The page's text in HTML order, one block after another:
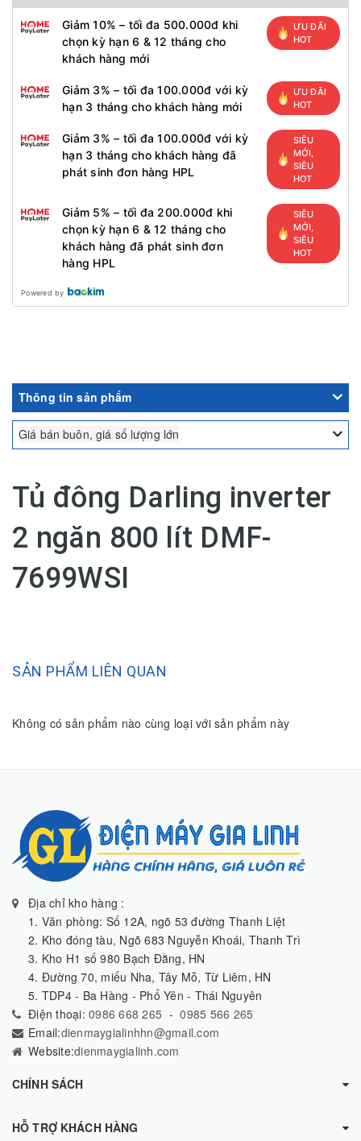
Giảm 10% – tối đa 500.000đ khi
chọn kỳ hạn 6 & 12 tháng cho
khách hàng mới
ƯU ĐÃI
HOT
Giảm 3% – tối đa 100.000đ với kỳ
hạn 3 tháng cho khách hàng mới
ƯU ĐÃI
HOT
Giảm 3% – tối đa 100.000đ với kỳ
hạn 3 tháng cho khách hàng đã
phát sinh đơn hàng HPL
SIÊU
MỚI,
SIÊU
HOT
Giảm 5% – tối đa 200.000đ khi
chọn kỳ hạn 6 & 12 tháng cho
khách hàng đã phát sinh đơn
hàng HPL
SIÊU
MỚI,
SIÊU
HOT
Powered by
Thông tin sản phẩm
Giá bán buôn, giá số lượng lớn
Tủ đông Darling inverter
2 ngăn 800 lít DMF-
7699WSI
SẢN PHẨM LIÊN QUAN
Không có sản phẩm nào cùng loại với sản phẩm này
Địa chỉ kho hàng :
1. Văn phòng: Số 12A, ngõ 53 đường Thanh Liệt
2. Kho đóng tàu, Ngõ 683 Nguyễn Khoái, Thanh Trì
3. Kho H1 số 980 Bạch Đằng, HN
4. Đường 70, miếu Nha, Tây Mỗ, Từ Liêm, HN
5. TDP4 - Ba Hàng - Phổ Yên - Thái Nguyên
Điện thoại: 0986 668 265 -0985 566 265
Email:dienmaygialinhhn@gmail.com
Website:dienmaygialinh.com
CHÍNH SÁCH
HỖ TRỢ KHÁCH HÀNG